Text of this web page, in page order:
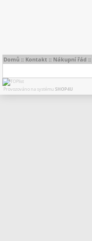
Domů :: Kontakt :: Nákupní řád ::
Provozováno na systému SHOP4U